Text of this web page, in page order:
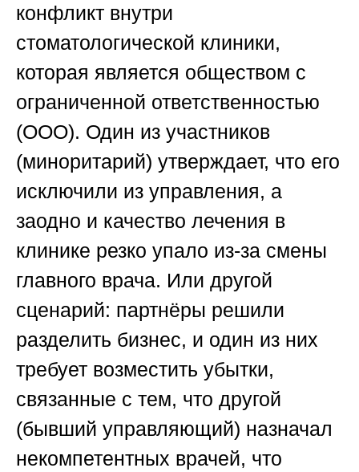
конфликт внутри
стоматологической клиники,
которая является обществом с
ограниченной ответственностью
(ООО). Один из участников
(миноритарий) утверждает, что его
исключили из управления, а
заодно и качество лечения в
клинике резко упало из-за смены
главного врача. Или другой
сценарий: партнёры решили
разделить бизнес, и один из них
требует возместить убытки,
связанные с тем, что другой
(бывший управляющий) назначал
некомпетентных врачей, что